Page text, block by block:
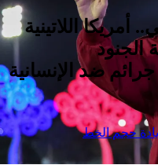
أمريكا اللاتينية
جرائم ضد الإنسانية
حجم الخط